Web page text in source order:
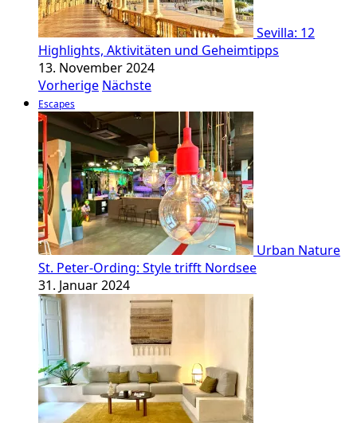
Sevilla: 12
Highlights, Aktivitäten und Geheimtipps
13. November 2024
Vorherige Nächste
Escapes
Urban Nature
St. Peter-Ording: Style trifft Nordsee
31. Januar 2024